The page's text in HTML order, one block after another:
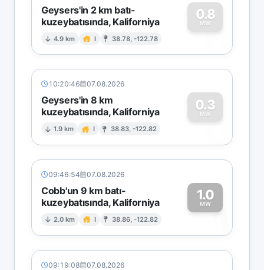
Geysers'in 2 km batı-
kuzeybatısında, Kaliforniya
4.9 km I 38.78, -122.78
0.8
MW
0
10:20:46 07.08.2026
Geysers'in 8 km
kuzeybatısında, Kaliforniya
1.9 km I 38.83, -122.82
0.3
MW
0
09:46:54 07.08.2026
Cobb'un 9 km batı-
kuzeybatısında, Kaliforniya
2.0 km I 38.86, -122.82
1.0
MW1
09:19:08 07.08.2026